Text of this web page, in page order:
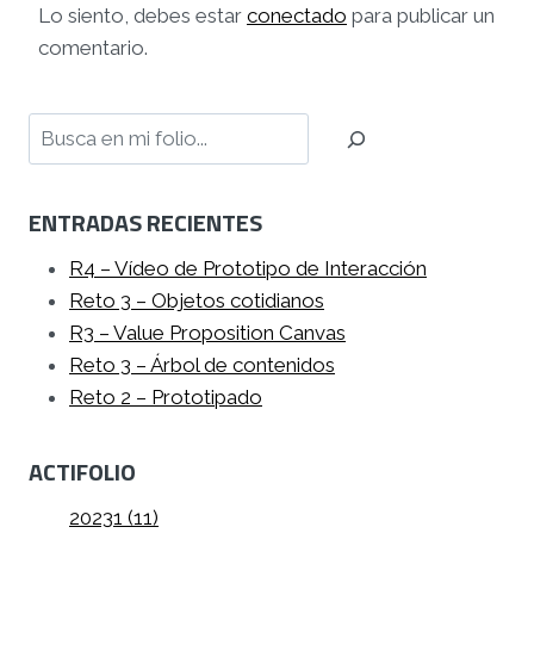
Lo siento, debes estar conectado para publicar un
comentario.
Buscar
ENTRADAS RECIENTES
R4 – Vídeo de Prototipo de Interacción
Reto 3 – Objetos cotidianos
R3 – Value Proposition Canvas
Reto 3 – Árbol de contenidos
Reto 2 – Prototipado
ACTIFOLIO
20231 (11)